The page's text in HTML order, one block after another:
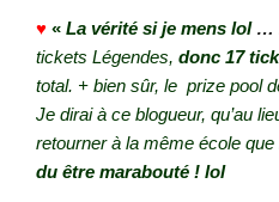
♥ « La vérité si je mens lol…
tickets Légendes, donc 17
total. + bien sûr, le prize pool
Je dirai à ce blogueur, qu’au
retourner à la même école
du être marabouté ! lol